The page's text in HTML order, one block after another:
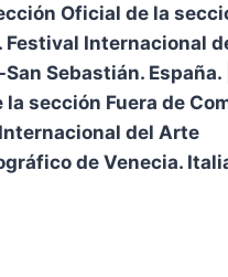
Oficial de la
Festival Internacional
Sebastián. España.
la sección Fuera de
del Arte
de Venecia.